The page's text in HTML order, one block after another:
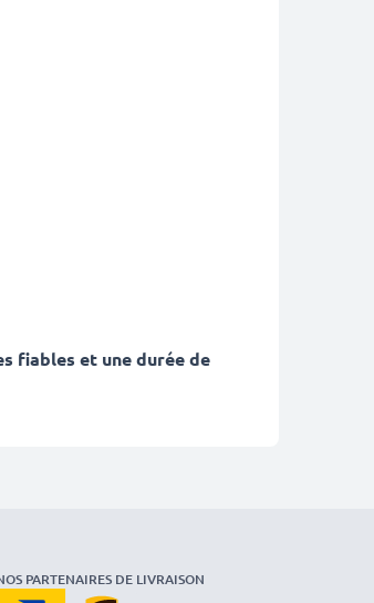
fiables et une durée de
PARTENAIRES DE LIVRAISON